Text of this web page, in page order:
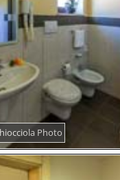
Photo